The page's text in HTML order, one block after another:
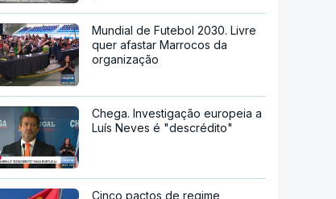
Mundial de Futebol 2030. Livre
quer afastar Marrocos da
organização
Chega. Investigação europeia a
Luís Neves é "descrédito"
Cinco pactos de regime